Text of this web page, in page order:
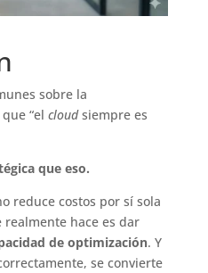
sobre la
“el cloudsiempre es
que eso.
reduce costos por sí sola
hace es dar
de optimización. Y
se convierte